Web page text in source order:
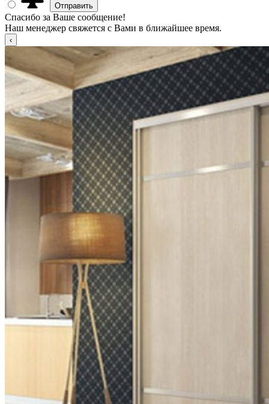
Спасибо за Ваше сообщение!
Наш менеджер свяжется с Вами в ближайшее время.